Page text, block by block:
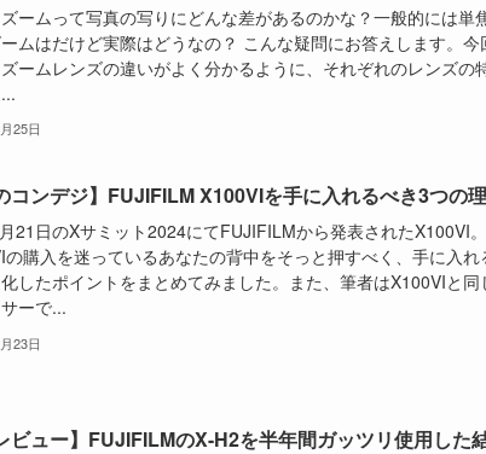
ームって写真の写りにどんな差があるのかな？一般的には単
ムはだけど実際はどうなの？ こんな疑問にお答えします。今
ームレンズの違いがよく分かるように、それぞれのレンズの
25日
コンデジ】FUJIFILM X100VIを手に入れるべき3つの
21日のXサミット2024にてFUJIFILMから発表されたX100VI
の購入を迷っているあなたの背中をそっと押すべく、手に入
したポイントをまとめてみました。また、筆者はX100VIと同
ーで...
23日
ビュー】FUJIFILMのX-H2を半年間ガッツリ使用した